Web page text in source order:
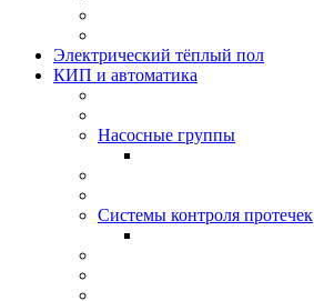
Электрический тёплый пол
КИП и автоматика
Насосные группы
Системы контроля протeчек